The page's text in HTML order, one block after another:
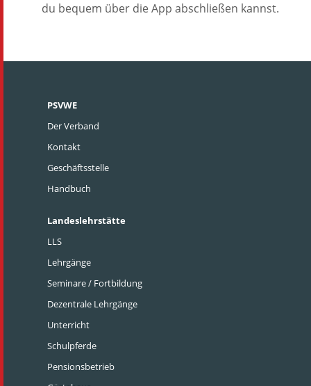
du bequem über die App abschließen kannst.
PSVWE
Der Verband
Kontakt
Geschäftsstelle
Handbuch
Landeslehrstätte
LLS
Lehrgänge
Seminare / Fortbildung
Dezentrale Lehrgänge
Unterricht
Schulpferde
Pensionsbetrieb